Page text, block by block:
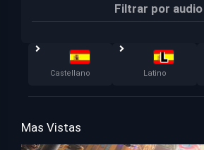
Filtrar por audio
Castellano Latino
Mas Vistas